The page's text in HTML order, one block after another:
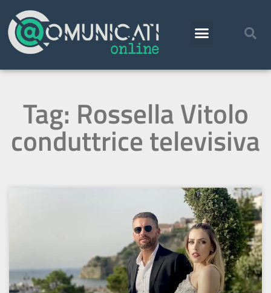
Tag: Rossella Vitolo
conduttrice televisiva